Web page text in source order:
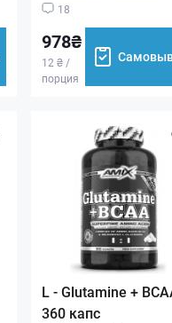
18
978₴
12 ₴ /
порция
L - Glutamine +
360 капс